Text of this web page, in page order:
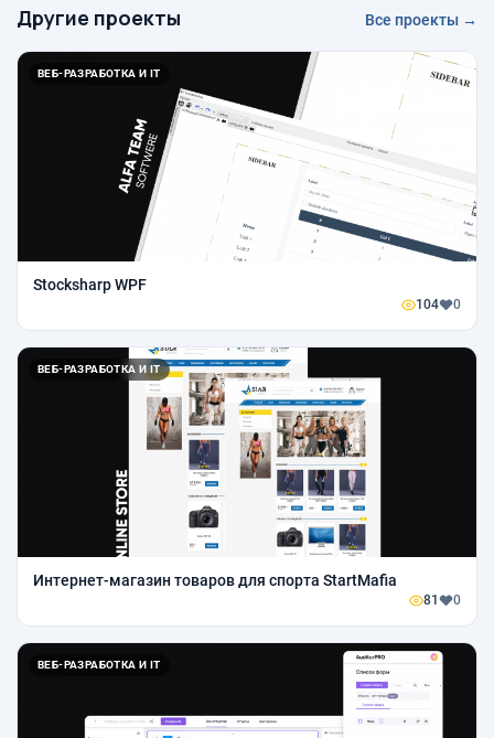
Другие проекты Все проекты →
ВЕБ-РАЗРАБОТКА И IT
Stocksharp WPF
104 0
ВЕБ-РАЗРАБОТКА И IT
Интернет-магазин товаров для спорта StartMafia
81 0
ВЕБ-РАЗРАБОТКА И IT